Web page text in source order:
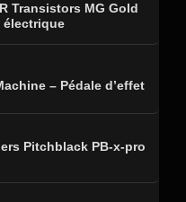
Transistors MG Gold
électrique
– Pédale d’effet
Pitchblack PB-x-pro